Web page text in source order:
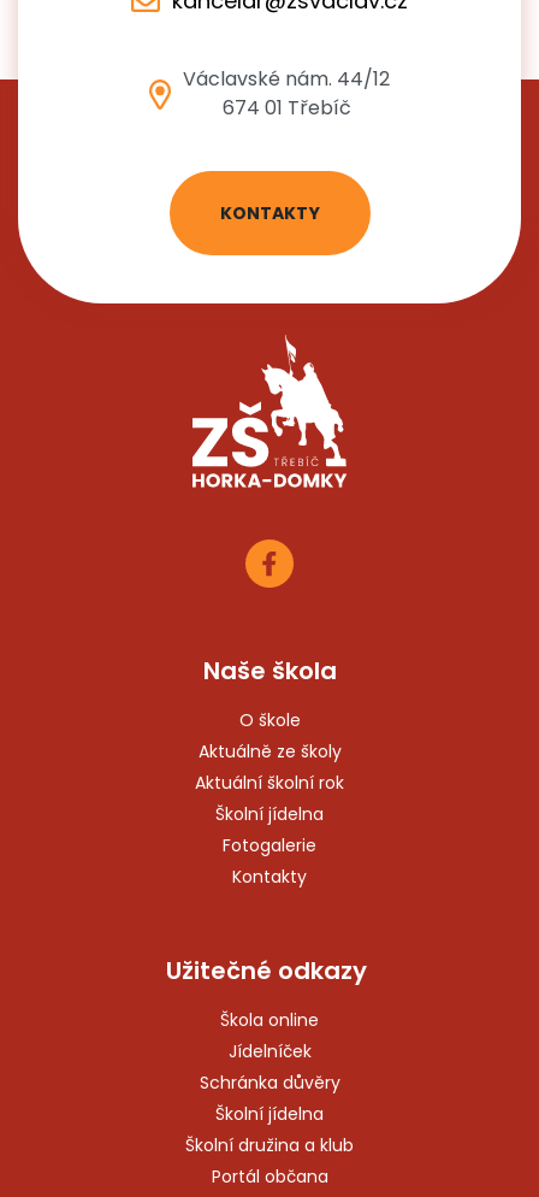
Václavské nám. 44/12
674 01 Třebíč
KONTAKTY
Naše škola
O škole
Aktuálně ze školy
Aktuální školní rok
Školní jídelna
Fotogalerie
Kontakty
Užitečné odkazy
Škola online
Jídelníček
Schránka důvěry
Školní jídelna
Školní družina a klub
Portál občana